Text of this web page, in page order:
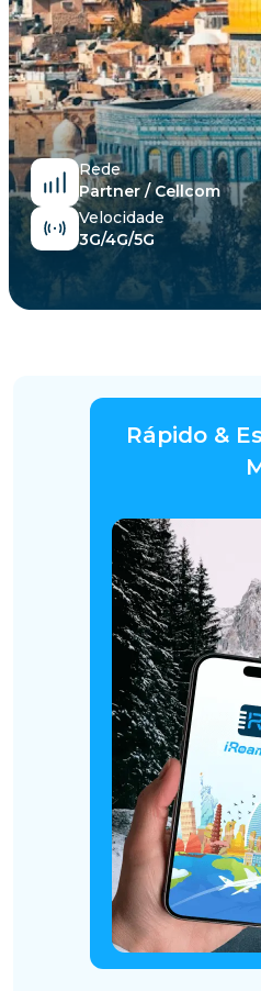
Rede
Partner / Cellcom
Velocidade
3G/4G/5G
Rápido &